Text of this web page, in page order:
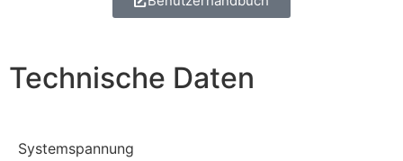
Technische Daten
Systemspannung